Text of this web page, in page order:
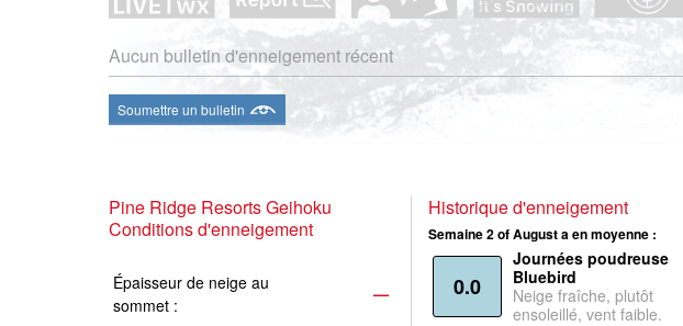
Aucun bulletin d'enneigement récent
Soumettre un bulletin
Pine Ridge Resorts Geihoku
Conditions d'enneigement
Épaisseur de neige au
sommet :
—
Historique d'enneigement
Semaine 2 of August a en moyenne :
0.0
Journées poudreuse
Bluebird
Neige fraîche, plutôt
ensoleillé, vent faible.